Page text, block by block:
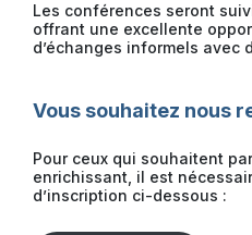
Les conférences seront
offrant une excellente
d’échanges informels avec
Vous souhaitez nous
Pour ceux qui souhaitent
enrichissant, il est
d’inscription ci-dessous :